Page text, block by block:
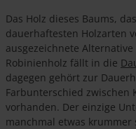
Das Holz dieses Baums,
dauerhaftesten Holzarten
ausgezeichnete
Robinienholz fällt in die
dagegen gehört zur
Farbunterschied zwischen
vorhanden. Der einzige
manchmal etwas